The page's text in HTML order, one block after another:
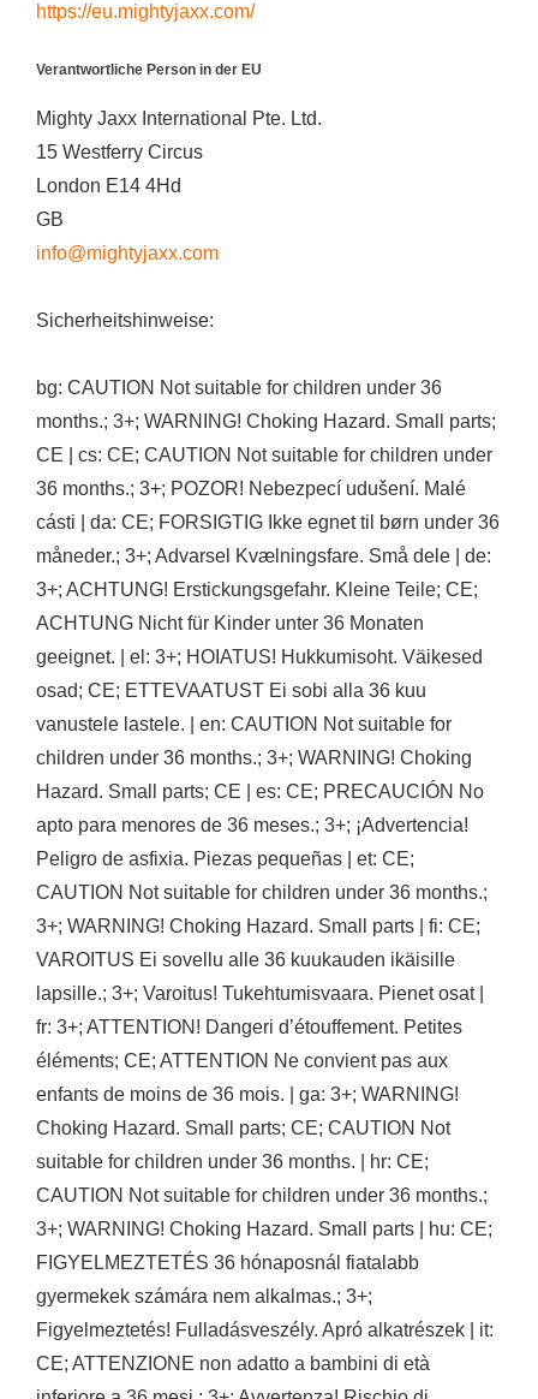
https://eu.mightyjaxx.com/
Verantwortliche Person in der EU
Mighty Jaxx International Pte. Ltd.
15 Westferry Circus
London E14 4Hd
GB
info@mightyjaxx.com
Sicherheitshinweise:
bg: CAUTION Not suitable for children under 36
months.; 3+; WARNING! Choking Hazard. Small parts;
CE | cs: CE; CAUTION Not suitable for children under
36 months.; 3+; POZOR! Nebezpecí udušení. Malé
cásti | da: CE; FORSIGTIG Ikke egnet til børn under 36
måneder.; 3+; Advarsel Kvælningsfare. Små dele | de:
3+; ACHTUNG! Erstickungsgefahr. Kleine Teile; CE;
ACHTUNG Nicht für Kinder unter 36 Monaten
geeignet. | el: 3+; HOIATUS! Hukkumisoht. Väikesed
osad; CE; ETTEVAATUST Ei sobi alla 36 kuu
vanustele lastele. | en: CAUTION Not suitable for
children under 36 months.; 3+; WARNING! Choking
Hazard. Small parts; CE | es: CE; PRECAUCIÓN No
apto para menores de 36 meses.; 3+; ¡Advertencia!
Peligro de asfixia. Piezas pequeñas | et: CE;
CAUTION Not suitable for children under 36 months.;
3+; WARNING! Choking Hazard. Small parts | fi: CE;
VAROITUS Ei sovellu alle 36 kuukauden ikäisille
lapsille.; 3+; Varoitus! Tukehtumisvaara. Pienet osat |
fr: 3+; ATTENTION! Dangeri d’étouffement. Petites
éléments; CE; ATTENTION Ne convient pas aux
enfants de moins de 36 mois. | ga: 3+; WARNING!
Choking Hazard. Small parts; CE; CAUTION Not
suitable for children under 36 months. | hr: CE;
CAUTION Not suitable for children under 36 months.;
3+; WARNING! Choking Hazard. Small parts | hu: CE;
FIGYELMEZTETÉS 36 hónaposnál fiatalabb
gyermekek számára nem alkalmas.; 3+;
Figyelmeztetés! Fulladásveszély. Apró alkatrészek | it:
CE; ATTENZIONE non adatto a bambini di età